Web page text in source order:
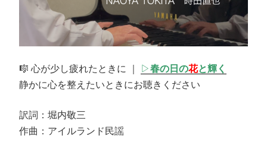
🎼 心が少し疲れたときに ｜ ▷春の日の花と輝く
静かに心を整えたいときにお聴きください
訳詞：堀内敬三
作曲：アイルランド民謡